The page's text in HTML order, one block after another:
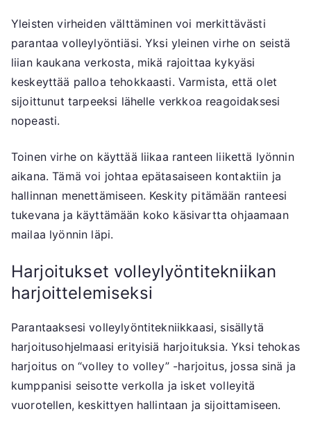
Yleisten virheiden välttäminen voi merkittävästi
parantaa volleylyöntiäsi. Yksi yleinen virhe on seistä
liian kaukana verkosta, mikä rajoittaa kykyäsi
keskeyttää palloa tehokkaasti. Varmista, että olet
sijoittunut tarpeeksi lähelle verkkoa reagoidaksesi
nopeasti.
Toinen virhe on käyttää liikaa ranteen liikettä lyönnin
aikana. Tämä voi johtaa epätasaiseen kontaktiin ja
hallinnan menettämiseen. Keskity pitämään ranteesi
tukevana ja käyttämään koko käsivartta ohjaamaan
mailaa lyönnin läpi.
Harjoitukset volleylyöntitekniikan
harjoittelemiseksi
Parantaaksesi volleylyöntitekniikkaasi, sisällytä
harjoitusohjelmaasi erityisiä harjoituksia. Yksi tehokas
harjoitus on “volley to volley” -harjoitus, jossa sinä ja
kumppanisi seisotte verkolla ja isket volleyitä
vuorotellen, keskittyen hallintaan ja sijoittamiseen.